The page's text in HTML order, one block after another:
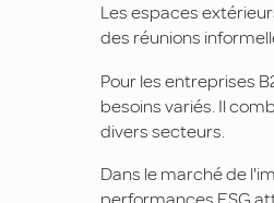
Les espaces
des réunions
Pour les entreprises
besoins variés. Il
divers secteurs.
Dans le marché de